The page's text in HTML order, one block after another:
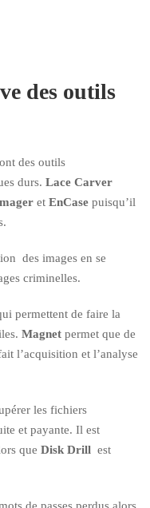
des outils
des outils
durs. Lace Carver
et EnCase puisqu’il
des images en se
criminelles.
permettent de faire la
Magnet permet que de
l’acquisition et l’analyse
les fichiers
et payante. Il est
que Disk Drill est